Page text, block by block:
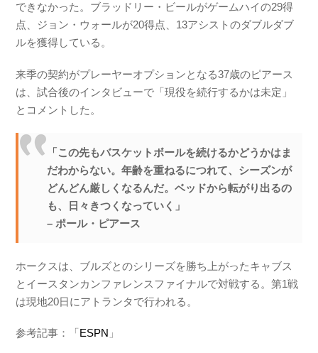
できなかった。ブラッドリー・ビールがゲームハイの29得
点、ジョン・ウォールが20得点、13アシストのダブルダブ
ルを獲得している。
来季の契約がプレーヤーオプションとなる37歳のピアース
は、試合後のインタビューで「現役を続行するかは未定」
とコメントした。
「この先もバスケットボールを続けるかどうかはま
だわからない。年齢を重ねるにつれて、シーズンが
どんどん厳しくなるんだ。ベッドから転がり出るの
も、日々きつくなっていく」
– ポール・ピアース
ホークスは、ブルズとのシリーズを勝ち上がったキャブス
とイースタンカンファレンスファイナルで対戦する。第1戦
は現地20日にアトランタで行われる。
参考記事：「ESPN 」